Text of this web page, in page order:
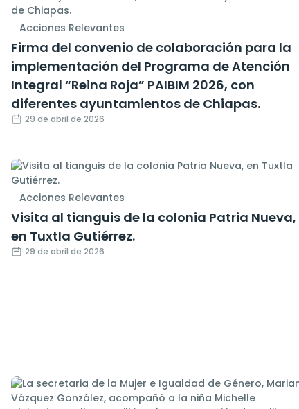
Acciones Relevantes
Firma del convenio de colaboración para la
implementación del Programa de Atención
Integral “Reina Roja” PAIBIM 2026, con
diferentes ayuntamientos de Chiapas.
29 de abril de 2026
Acciones Relevantes
Visita al tianguis de la colonia Patria Nueva,
en Tuxtla Gutiérrez.
29 de abril de 2026